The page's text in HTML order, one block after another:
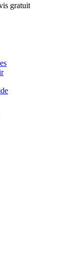
gratuit